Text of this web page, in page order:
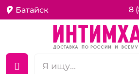
Батайск 8